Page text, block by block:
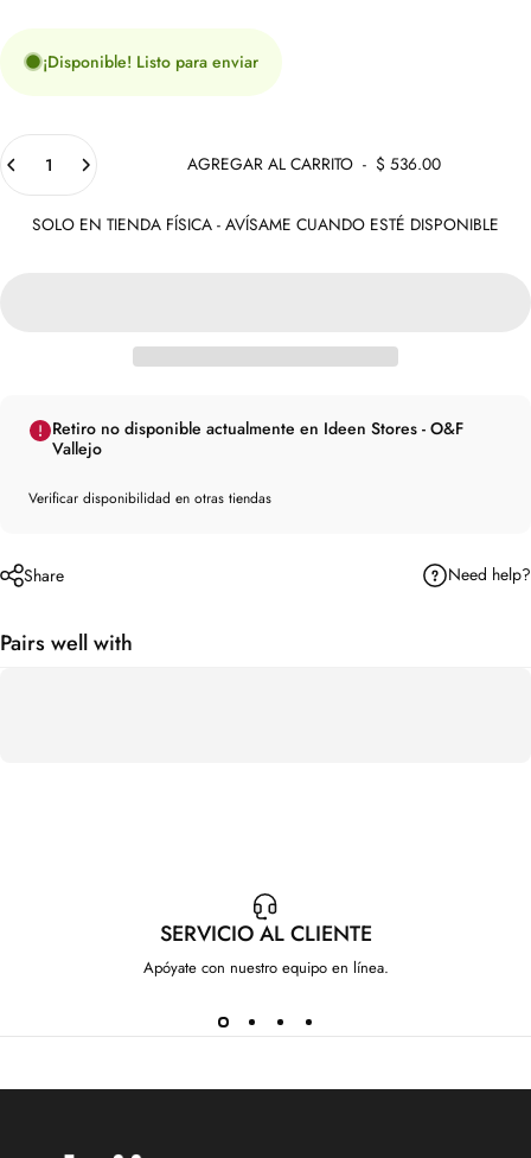
¡Disponible! Listo para enviar
Cantidad
AGREGAR AL CARRITO - $ 536.00
SOLO EN TIENDA FÍSICA - AVÍSAME CUANDO ESTÉ DISPONIBLE
Retiro no disponible actualmente en Ideen Stores - O&F
Vallejo
Verificar disponibilidad en otras tiendas
Share Need help?
Pairs well with
SERVICIO AL CLIENTE
Apóyate con nuestro equipo en línea.